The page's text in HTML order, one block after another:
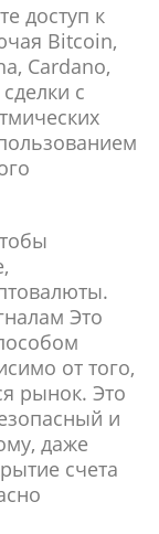
доступ к
Bitcoin,
Cardano,
с
Это
от того,
рынок. Это
и
даже
счета